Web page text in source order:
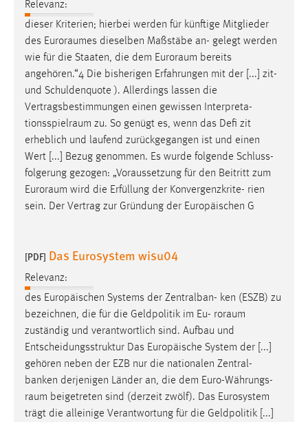
Relevanz:
dieser Kriterien; hierbei werden für künftige Mitglieder
des Euroraumes dieselben Maßstäbe an- gelegt werden
wie für die Staaten, die dem Euroraum bereits
angehören.“4 Die bisherigen Erfahrungen mit der [...] zit-
und Schuldenquote ). Allerdings lassen die
Vertragsbestimmungen einen gewissen Interpreta-
tionsspielraum zu. So genügt es, wenn das Defi zit
erheblich und laufend zurückgegangen ist und einen
Wert [...] Bezug genommen. Es wurde folgende Schluss-
folgerung gezogen: „Voraussetzung für den Beitritt zum
Euroraum wird die Erfüllung der Konvergenzkrite- rien
sein. Der Vertrag zur Gründung der Europäischen G
[PDF] Das Eurosystem wisu04
Relevanz:
des Europäischen Systems der Zentralban- ken (ESZB) zu
bezeichnen, die für die Geldpolitik im Eu- roraum
zuständig und verantwortlich sind. Aufbau und
Entscheidungsstruktur Das Europäische System der [...]
gehören neben der EZB nur die nationalen Zentral-
banken derjenigen Länder an, die dem Euro-Währungs-
raum beigetreten sind (derzeit zwölf). Das Eurosystem
trägt die alleinige Verantwortung für die Geldpolitik [...]